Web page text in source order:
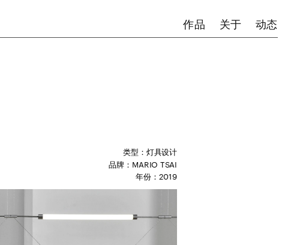
作品 关于 动态
类型：灯具设计
品牌：MARIO TSAI
年份：2019